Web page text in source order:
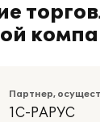
Партнер,
1С-РАРУС